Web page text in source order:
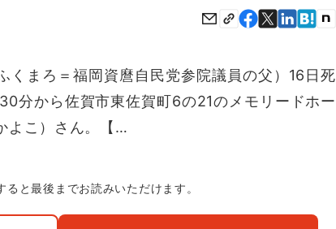
まろ＝福岡資麿自民党参院議員の父）16日死
分から佐賀市東佐賀町6の21のメモリードホー
よこ）さん。【…
ると最後までお読みいただけます。